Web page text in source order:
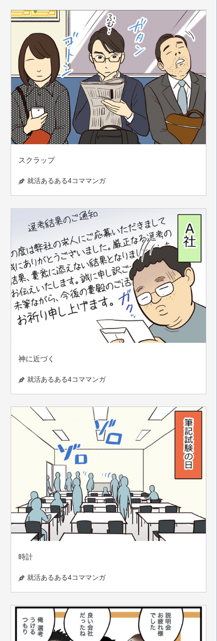
スクラップ
就活あるある4コママンガ
神に近づく
就活あるある4コママンガ
時計
就活あるある4コママンガ